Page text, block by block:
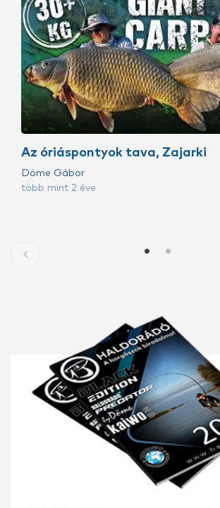
Az óriáspontyok tava, Zajarki
Döme Gábor
több mint 2 éve